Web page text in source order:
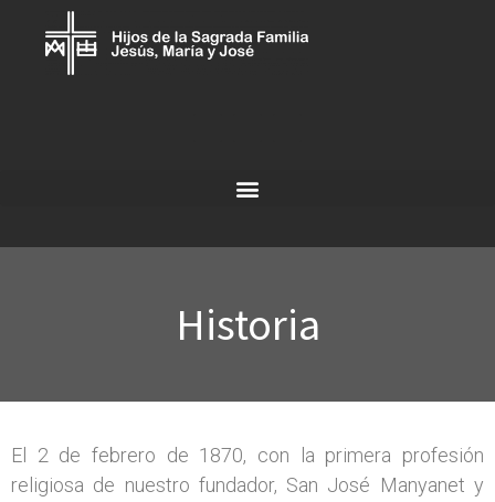
Historia
El 2 de febrero de 1870, con la primera profesión
religiosa de nuestro fundador, San José Manyanet y